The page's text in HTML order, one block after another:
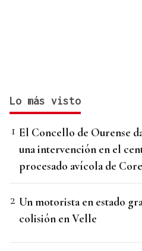
Lo más visto
El Concello de Ourense
una intervención en el
procesado avícola de
Un motorista en estado
colisión en Velle